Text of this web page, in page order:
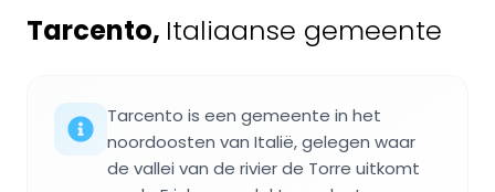
Tarcento, Italiaanse gemeente
Tarcento is een gemeente in het
noordoosten van Italië, gelegen waar
de vallei van de rivier de Torre uitkomt